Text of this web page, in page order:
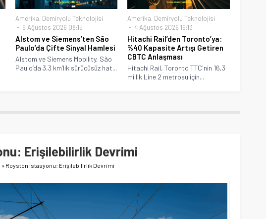
Amerika, Demiryolu Teknolojisi
6 Ağustos 2026 08:15
Alstom ve Siemens’ten São
Paulo’da Çifte Sinyal Hamlesi
Alstom ve Siemens Mobility, São
Paulo’da 3,3 km’lik sürücüsüz hat...
Amerika, Demiryolu Teknolojisi
4 Ağustos 2026 16:13
Hitachi Rail’den Toronto’ya:
%40 Kapasite Artışı Getiren
CBTC Anlaşması
Hitachi Rail, Toronto TTC'nin 16,3
millik Line 2 metrosu için...
Erişilebilirlik Devrimi
» Royston İstasyonu: Erişilebilirlik Devrimi